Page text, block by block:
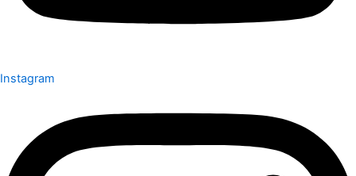
Instagram